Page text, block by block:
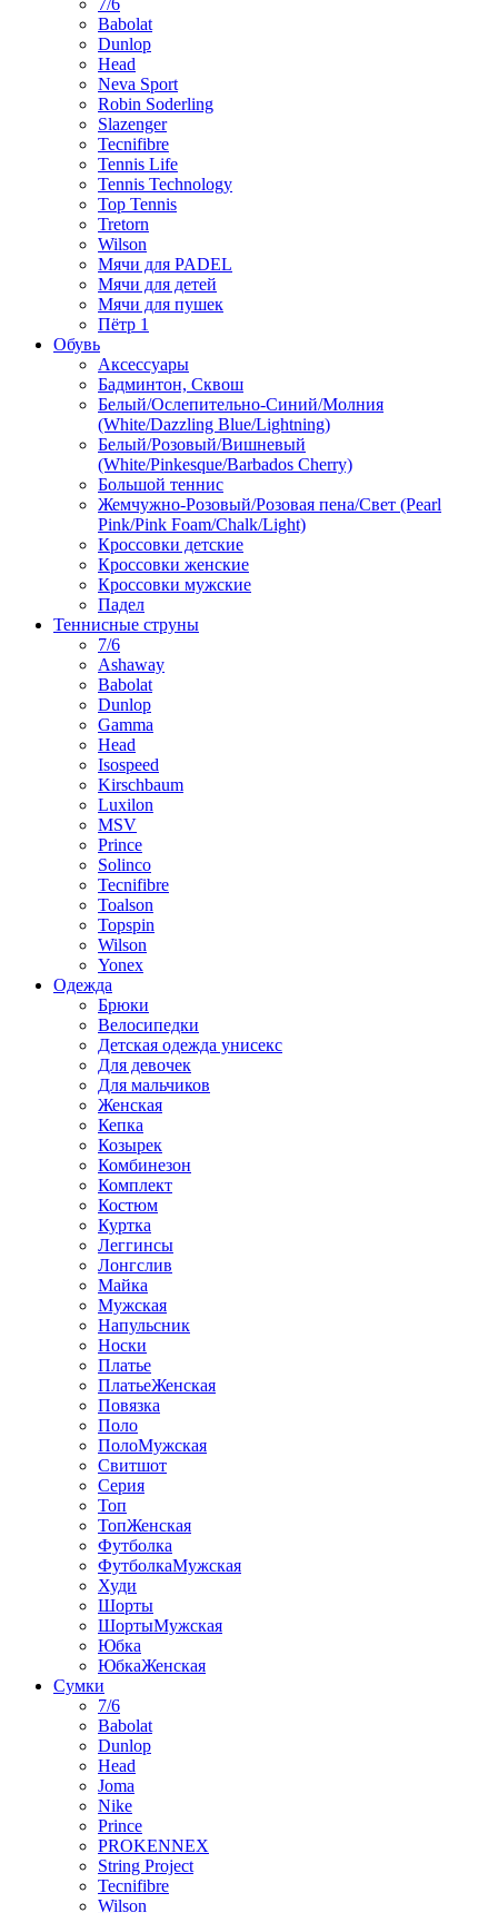
Babolat
Dunlop
Head
Neva Sport
Robin Soderling
Slazenger
Tecnifibre
Tennis Life
Tennis Technology
Top Tennis
Tretorn
Wilson
Мячи для PADEL
Мячи для детей
Мячи для пушек
Пётр 1
Обувь
Аксессуары
Бадминтон, Сквош
Белый/Ослепительно-Синий/Молния
(White/Dazzling Blue/Lightning)
Белый/Розовый/Вишневый
(White/Pinkesque/Barbados Cherry)
Большой теннис
Жемчужно-Розовый/Розовая пена/Свет (Pearl
Pink/Pink Foam/Chalk/Light)
Кроссовки детские
Кроссовки женские
Кроссовки мужские
Падел
Теннисные струны
7/6
Ashaway
Babolat
Dunlop
Gamma
Head
Isospeed
Kirschbaum
Luxilon
MSV
Prince
Solinco
Tecnifibre
Toalson
Topspin
Wilson
Yonex
Одежда
Брюки
Велосипедки
Детская одежда унисекс
Для девочек
Для мальчиков
Женская
Кепка
Козырек
Комбинезон
Комплект
Костюм
Куртка
Леггинсы
Лонгслив
Майка
Мужская
Напульсник
Носки
Платье
ПлатьеЖенская
Повязка
Поло
ПолоМужская
Свитшот
Серия
Топ
ТопЖенская
Футболка
ФутболкаМужская
Худи
Шорты
ШортыМужская
Юбка
ЮбкаЖенская
Сумки
7/6
Babolat
Dunlop
Head
Joma
Nike
Prince
PROKENNEX
String Project
Tecnifibre
Wilson